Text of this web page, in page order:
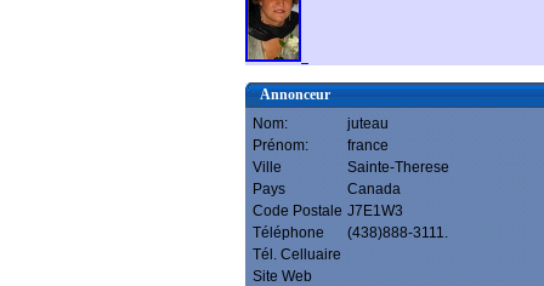
Annonceur
Nom:
juteau
Prénom:
france
Ville
Sainte-Therese
Pays
Canada
Code Postale J7E1W3
Téléphone
(438)888-3111.
Tél. Celluaire
Site Web